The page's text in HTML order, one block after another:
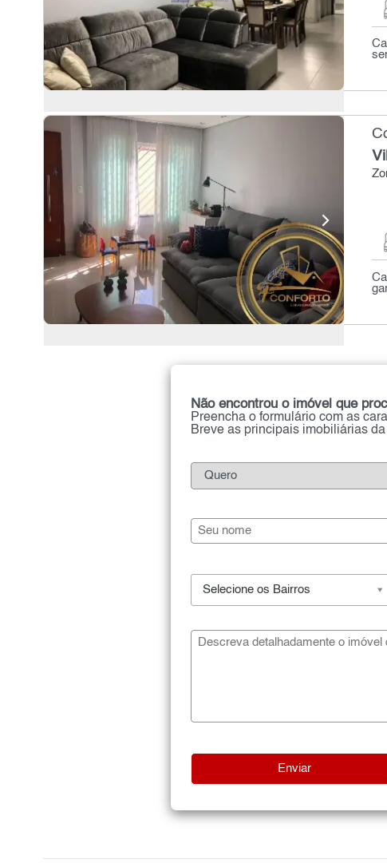
Não encontrou o imóvel que
Preencha o formulário com as
Breve as principais imobiliárias
Selecione os Bairros